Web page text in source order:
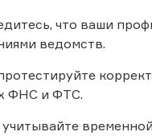
что ваши
ведомств.
ФНС и ФТС.
учитывайте